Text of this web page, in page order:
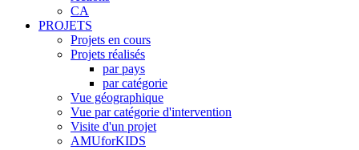
CA
PROJETS
Projets en cours
Projets réalisés
par pays
par catégorie
Vue géographique
Vue par catégorie d'intervention
Visite d'un projet
AMUforKIDS